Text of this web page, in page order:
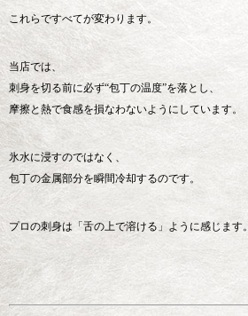
これらですべてが変わります。
当店では、
刺身を切る前に必ず“包丁の温度”を落とし、
摩擦と熱で食感を損なわないようにしています。
氷水に浸すのではなく、
包丁の金属部分を瞬間冷却するのです。
プロの刺身は「舌の上で溶ける」ように感じます。